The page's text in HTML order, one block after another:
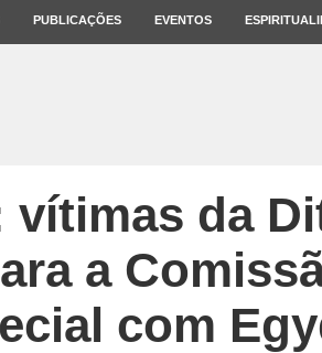
PUBLICAÇÕES EVENTOS
da
a
com